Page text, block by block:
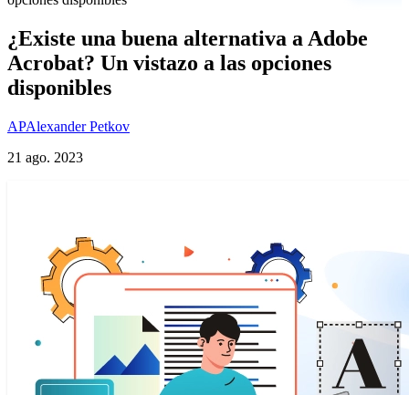
¿Existe una buena alternativa a Adobe
Acrobat? Un vistazo a las opciones
disponibles
APAlexander Petkov
21 ago. 2023